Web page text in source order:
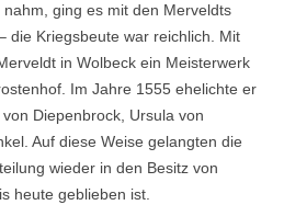
ging es mit den Merveldts
die Kriegsbeute war reichlich. Mit
in Wolbeck ein Meisterwerk
Im Jahre 1555 ehelichte er
Diepenbrock, Ursula von
Auf diese Weise gelangten die
wieder in den Besitz von
heute geblieben ist.